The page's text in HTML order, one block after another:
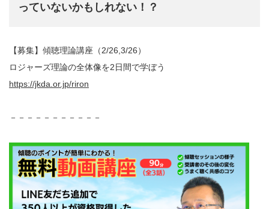
っていないかもしれない！？
【募集】傾聴理論講座（2/26,3/26）
ロジャーズ理論の全体像を2日間で学ぼう
https://jkda.or.jp/riron
－－－－－－－－－－－